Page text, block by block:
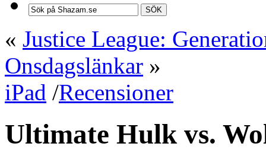
SÖK
« Justice League:
Onsdagslänkar »
iPad /Recensioner
Ultimate Hulk vs.